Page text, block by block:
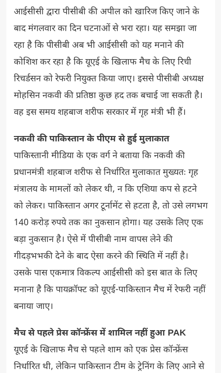
आईसीसी द्वारा पीसीबी की अपील को खारिज किए जाने के
बाद मंगलवार का दिन घटनाओं से भरा रहा। यह समझा जा
रहा है कि पीसीबी अब भी आईसीसी को यह मनाने की
कोशिश कर रहा है कि यूएई के खिलाफ मैच के लिए रिची
रिचर्डसन को रेफरी नियुक्त किया जाए। इससे पीसीबी अध्यक्ष
मोहसिन नकवी की प्रतिष्ठा कुछ हद तक बचाई जा सकती है।
वह इस समय शहबाज शरीफ सरकार में गृह मंत्री भी हैं।
नकवी की पाकिस्तान के पीएम से हुई मुलाकात
पाकिस्तानी मीडिया के एक वर्ग ने बताया कि नकवी की
प्रधानमंत्री शहबाज शरीफ से निर्धारित मुलाकात मुख्यतः गृह
मंत्रालय के मामलों को लेकर थी, न कि एशिया कप से हटने
को लेकर। पाकिस्तान अगर टूर्नामेंट से हटता है, तो उसे लगभग
140 करोड़ रुपये तक का नुकसान होगा। यह उसके लिए एक
बड़ा नुकसान है। ऐसे में पीसीबी नाम वापस लेने की
गीदड़भभकी देने के बाद ऐसा करने की स्थिति में नहीं है।
उसके पास एकमात्र विकल्प आईसीसी को इस बात के लिए
मनाना है कि पायक्रॉफ्ट को यूएई-पाकिस्तान मैच में रेफरी नहीं
बनाया जाए।
मैच से पहले प्रेस कॉन्फ्रेंस में शामिल नहीं हुआ PAK
यूएई के खिलाफ मैच से पहले शाम को एक प्रेस कॉन्फ्रेंस
निर्धारित थी, लेकिन पाकिस्तान टीम के ट्रेनिंग के लिए आने से